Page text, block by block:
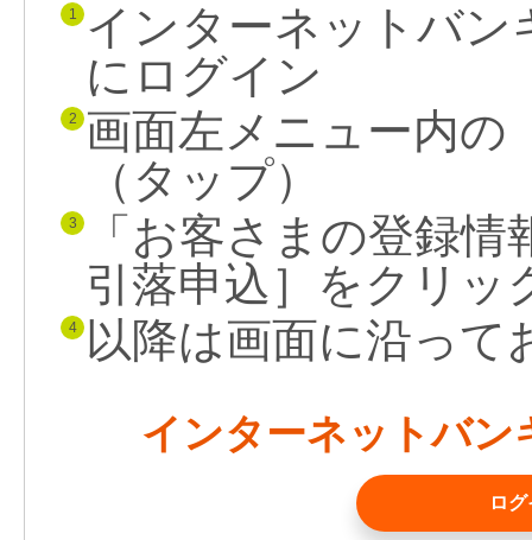
1
インターネットバン
にログイン
2
画面左メニュー内の
（タップ）
3
「お客さまの登録
引落申込］をクリッ
4 以降は画面に沿って
インターネットバ
ロ